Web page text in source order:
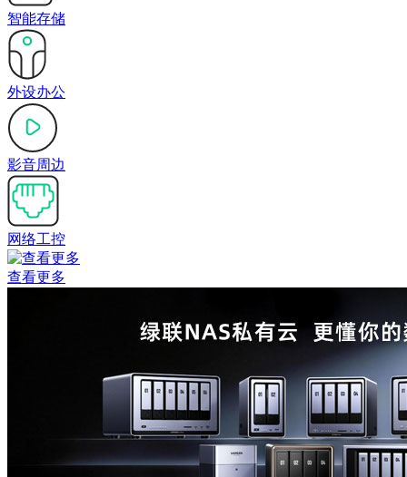
智能存储
外设办公
影音周边
网络工控
查看更多